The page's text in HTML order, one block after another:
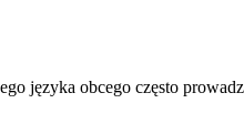
języka obcego często